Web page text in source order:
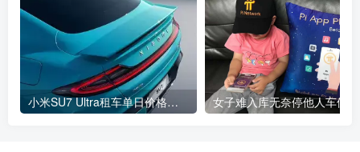
小米SU7 Ultra租车单日价格高达万元：一月内已约满 预计一年回本